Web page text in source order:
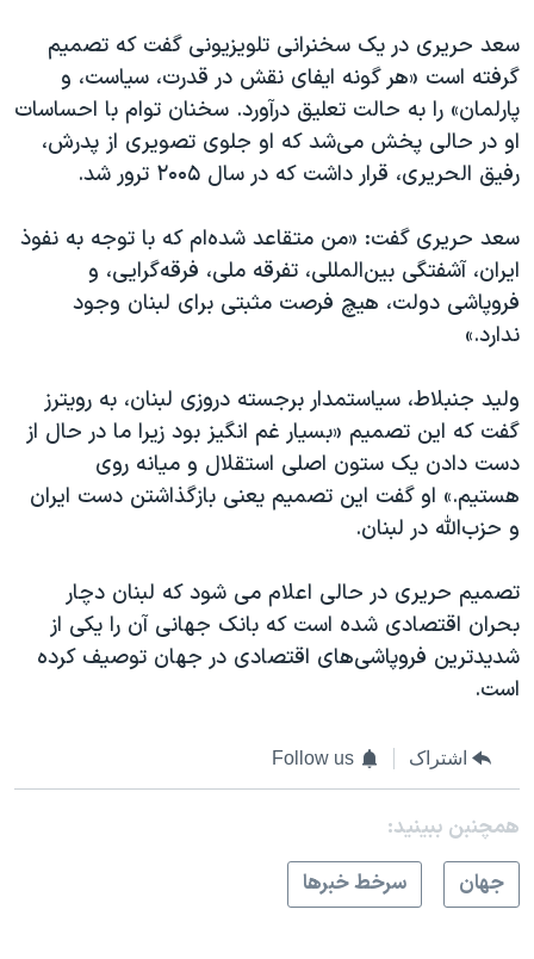
سعد حریری در یک سخنرانی تلویزیونی گفت که تصمیم
گرفته است «هر گونه ایفای نقش در قدرت، سیاست، و
پارلمان» را به حالت تعلیق درآورد. سخنان توام با احساسات
او در حالی پخش می‌شد که او جلوی تصویری از پدرش،
رفیق الحریری، قرار داشت که در سال ۲۰۰۵ ترور شد.
سعد حریری گفت: «من متقاعد شده‌ام که با توجه به نفوذ
ایران، آشفتگی بین‌المللی، تفرقه ملی، فرقه‌گرایی، و
فروپاشی دولت، هیچ فرصت مثبتی برای لبنان وجود
ندارد.»
ولید جنبلاط، سیاستمدار برجسته دروزی لبنان، به رویترز
گفت که این تصمیم «بسیار غم انگیز بود زیرا ما در حال از
دست دادن یک ستون اصلی استقلال و میانه روی
هستیم.» او گفت این تصمیم یعنی بازگذاشتن دست ایران
و حزب‌الله در لبنان.
تصمیم حریری در حالی اعلام می شود که لبنان دچار
بحران اقتصادی شده است که بانک جهانی آن را یکی از
شدیدترین فروپاشی‌های اقتصادی در جهان توصیف کرده
است.
اشتراک Follow us
همچنبن ببینید:
جهان
سرخط خبرها